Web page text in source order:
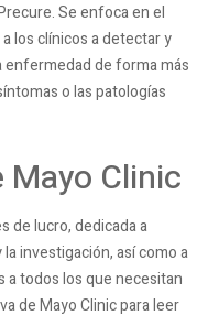
Se enfoca en el
los clínicos a detectar y
enfermedad de forma más
o las patologías
Clinic
de lucro, dedicada a
investigación, así como a
todos los que necesitan
de Mayo Clinic para leer